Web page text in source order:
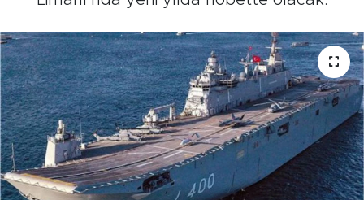
Sağlık
Kültür Sanat
Tarihçe
Resmi İlanlar
Son Dakika Haberleri
Haber Arşivi